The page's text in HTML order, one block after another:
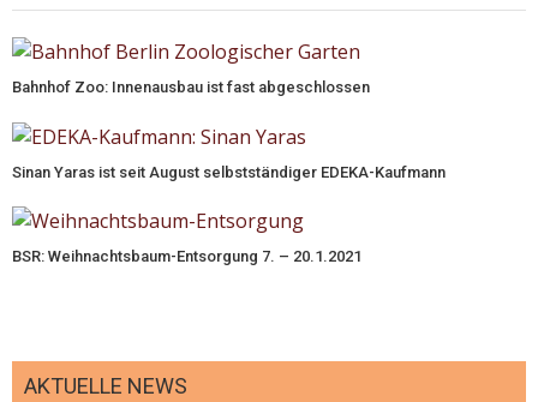
Bahnhof Zoo: Innenausbau ist fast abgeschlossen
Sinan Yaras ist seit August selbstständiger EDEKA-Kaufmann
BSR: Weihnachtsbaum-Entsorgung 7. – 20.1.2021
AKTUELLE NEWS